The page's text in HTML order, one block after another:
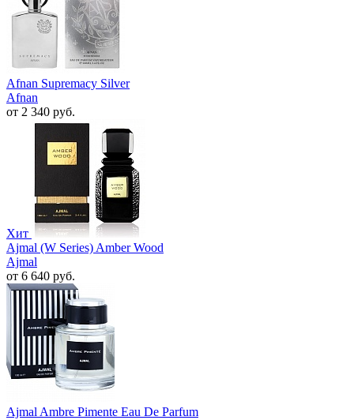
Afnan Supremacy Silver
Afnan
от 2 340 руб.
Хит
Ajmal (W Series) Amber Wood
Ajmal
от 6 640 руб.
Ajmal Ambre Pimente Eau De Parfum